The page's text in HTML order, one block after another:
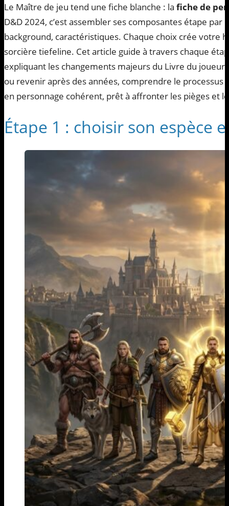
Le Maître de jeu tend une fiche blanche : la fiche de
D&D 2024, c’est assembler ses composantes étape par
background, caractéristiques. Chaque choix crée votre
sorcière tiefeline. Cet article guide à travers chaque
expliquant les changements majeurs du Livre du
ou revenir après des années, comprendre le
en personnage cohérent, prêt à affronter les pièges et
Étape 1 : choisir son espèce